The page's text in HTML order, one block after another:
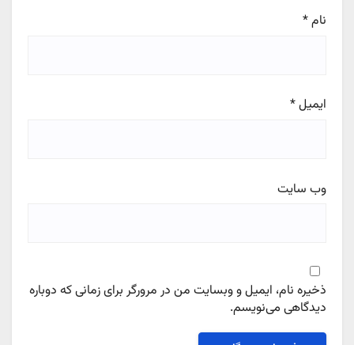
نام*
ایمیل*
وب‌ سایت
ذخیره نام، ایمیل و وبسایت من در مرورگر برای زمانی که دوباره
دیدگاهی می‌نویسم.